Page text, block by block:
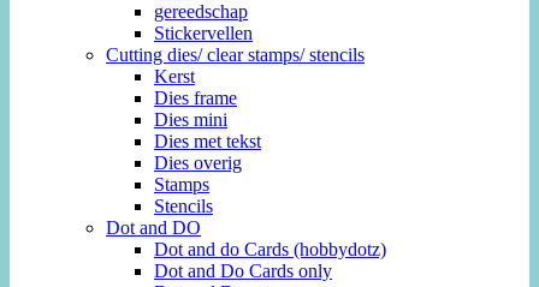
gereedschap
Stickervellen
Cutting dies/ clear stamps/ stencils
Kerst
Dies frame
Dies mini
Dies met tekst
Dies overig
Stamps
Stencils
Dot and DO
Dot and do Cards (hobbydotz)
Dot and Do Cards only